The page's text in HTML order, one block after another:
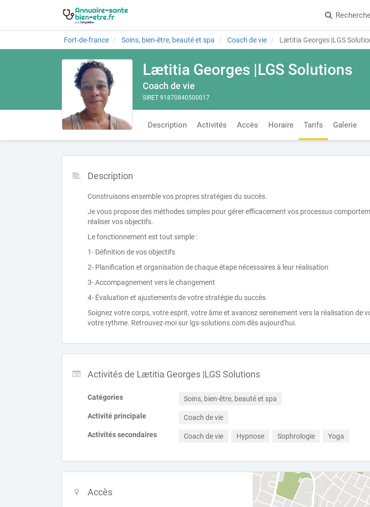
Fort-de-france Soins, bien-être, beauté et spa Coach de vie Lætitia Georges |LGS
Lætitia Georges |LGS Solutions
Coach de vie
SIRET 91870840500017
Description Activités Accès Horaire Tarifs Galerie
Description
Construisons ensemble vos propres stratégies du succès.
Je vous propose des méthodes simples pour gérer efficacement vos processus
réaliser vos objectifs.
Le fonctionnement est tout simple :
1- Définition de vos objectifs
2- Planification et organisation de chaque étape nécessaires à leur réalisation
3- Accompagnement vers le changement
4- Évaluation et ajustements de votre stratégie du succès
Soignez votre corps, votre esprit, votre âme et avancez sereinement vers la réalisation de
votre rythme. Retrouvez-moi sur lgs-solutions.com dès aujourd'hui.
Activités de Lætitia Georges |LGS Solutions
Catégories Soins, bien-être, beauté et spa
Activité principale Coach de vie
Activités secondaires Coach de vie Hypnose Sophrologie Yoga
Accès